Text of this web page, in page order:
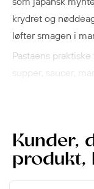
krydret og
løfter smagen i
Pastaens
supper, saucer,
opløses og giver
overhældt med
friskhed og dybde.
Kunder,
produkt,